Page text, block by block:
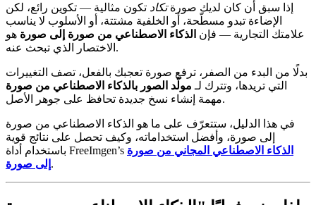
إذا سبق أن كان لديك صورةتكاد تكون مثالية — تكوين رائع، لكن
الإضاءة تبدو مسطّحة، أو الخلفية مشتتة، أو الأسلوب لا يناسب
علامتك التجارية — فإن الذكاء الاصطناعي من صورة إلى صورة هو
الاختصار الذي تبحث عنه.
بدلًا من البدء من الصفر، ترفع صورة تعجبك بالفعل، تصف التغييرات
التي تريدها، وتترك لـ مولّد الصور بالذكاء الاصطناعي من صورة
مهمة إنشاء نسخ جديدة تحافظ على جوهر الأصل.
في هذا الدليل، ستتعرّف على ما هو الذكاء الاصطناعي من صورة
إلى صورة، وأفضل استخداماته، وكيف تحصل على نتائج قوية
باستخدام أداة FreeImgen’s الذكاء الاصطناعي المجاني من صورة
إلى صورة .